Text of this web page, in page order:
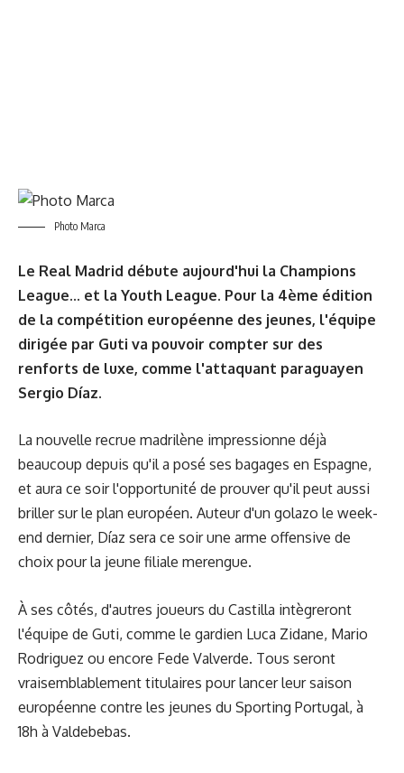
Photo Marca
Le Real Madrid débute aujourd'hui la Champions
League... et la Youth League. Pour la 4ème édition
de la compétition européenne des jeunes, l'équipe
dirigée par Guti va pouvoir compter sur des
renforts de luxe, comme l'attaquant paraguayen
Sergio Díaz.
La nouvelle recrue madrilène impressionne déjà
beaucoup depuis qu'il a posé ses bagages en Espagne,
et aura ce soir l'opportunité de prouver qu'il peut aussi
briller sur le plan européen. Auteur d'un golazo le week-
end dernier, Díaz sera ce soir une arme offensive de
choix pour la jeune filiale merengue.
À ses côtés, d'autres joueurs du Castilla intègreront
l'équipe de Guti, comme le gardien Luca Zidane, Mario
Rodriguez ou encore Fede Valverde. Tous seront
vraisemblablement titulaires pour lancer leur saison
européenne contre les jeunes du Sporting Portugal, à
18h à Valdebebas.